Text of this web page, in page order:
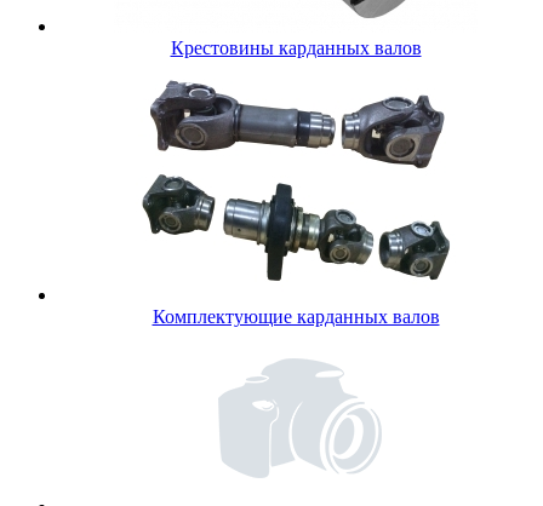
Крестовины карданных валов
Комплектующие карданных валов